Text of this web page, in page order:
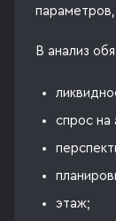
В анализ
спрос на
этаж;